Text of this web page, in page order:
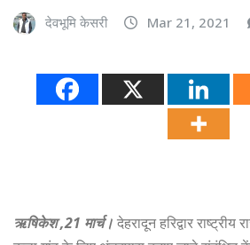
देवभूमि केसरी Mar 21, 2021
ऋषिकेश ,21 मार्च। देहरादून हरिद्वार राष्ट्रीय